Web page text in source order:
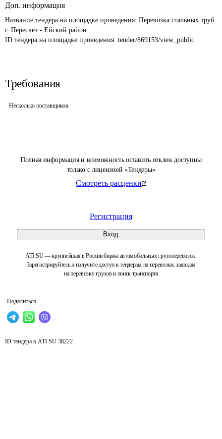
Полная информация и возможность оставить отклик доступны
только с лицензией «Тендеры»
Смотреть расценки
Регистрация
Вход
ATI.SU — крупнейшая в России биржа автомобильных грузоперевозок.
Зарегистрируйтесь и получите доступ к тендерам на перевозки, заявкам
на перевозку грузов и поиск транспорта
Поделиться
Доп. информация
Название тендера на площадке проведения: Перевозка стальных труб
г. Пересвет - Ейский район
ID тендера на площадке проведения: tender/869153/view_public
Требования
Несколько поставщиков
ID тендера в ATI.SU 38222